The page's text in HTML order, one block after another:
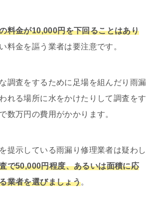
料金が10,000円を下回ることはあり
料金を謳う業者は要注意です。
調査をするために足場を組んだり雨漏
れる場所に水をかけたりして調査をす
数万円の費用がかかります。
提示している雨漏り修理業者は疑わし
で50,000円程度、あるいは面積に応
業者を選びましょう。